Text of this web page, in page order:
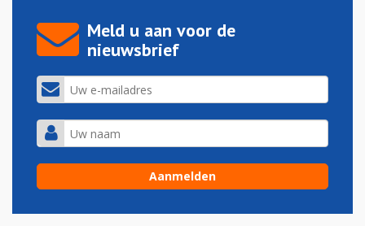
Meld u aan voor de
nieuwsbrief